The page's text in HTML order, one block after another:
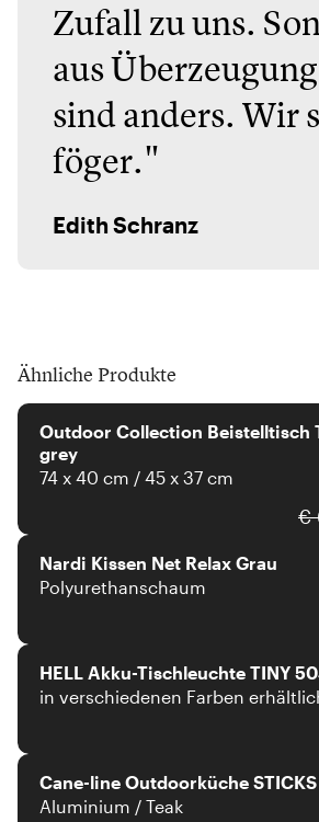
Zufall zu uns.
aus
sind anders. Wir
föger."
Edith Schranz
Ähnliche Produkte
Outdoor Collection Beistelltisch
grey
74 x 40 cm / 45 x 37 cm
€
Nardi Kissen Net Relax Grau
Polyurethanschaum
HELL Akku-Tischleuchte TINY
in verschiedenen Farben
Cane-line Outdoorküche
Aluminium / Teak